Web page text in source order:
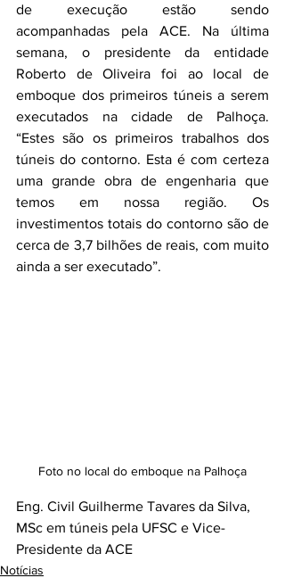
de execução estão sendo
acompanhadas pela ACE. Na última
semana, o presidente da entidade
Roberto de Oliveira foi ao local de
emboque dos primeiros túneis a serem
executados na cidade de Palhoça.
“Estes são os primeiros trabalhos dos
túneis do contorno. Esta é com certeza
uma grande obra de engenharia que
temos em nossa região. Os
investimentos totais do contorno são de
cerca de 3,7 bilhões de reais, com muito
ainda a ser executado”.
Foto no local do emboque na Palhoça
Eng. Civil Guilherme Tavares da Silva,
MSc em túneis pela UFSC e Vice-
Presidente da ACE
Notícias